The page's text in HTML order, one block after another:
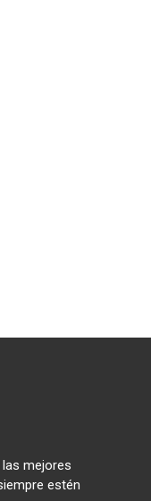
mejores
estén